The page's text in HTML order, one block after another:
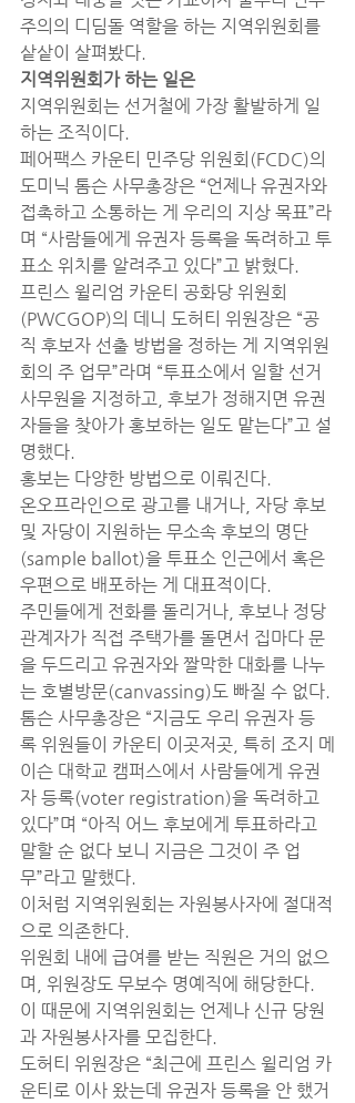
주의의 디딤돌 역할을 하는 지역위원회를
샅샅이 살펴봤다.
지역위원회가 하는 일은
지역위원회는 선거철에 가장 활발하게 일
하는 조직이다.
페어팩스 카운티 민주당 위원회(FCDC)의
도미닉 톰슨 사무총장은 “언제나 유권자와
접촉하고 소통하는 게 우리의 지상 목표”라
며 “사람들에게 유권자 등록을 독려하고 투
표소 위치를 알려주고 있다”고 밝혔다.
프린스 윌리엄 카운티 공화당 위원회
(PWCGOP)의 데니 도허티 위원장은 “공
직 후보자 선출 방법을 정하는 게 지역위원
회의 주 업무”라며 “투표소에서 일할 선거
사무원을 지정하고, 후보가 정해지면 유권
자들을 찾아가 홍보하는 일도 맡는다”고 설
명했다.
홍보는 다양한 방법으로 이뤄진다.
온오프라인으로 광고를 내거나, 자당 후보
및 자당이 지원하는 무소속 후보의 명단
(sample ballot)을 투표소 인근에서 혹은
우편으로 배포하는 게 대표적이다.
주민들에게 전화를 돌리거나, 후보나 정당
관계자가 직접 주택가를 돌면서 집마다 문
을 두드리고 유권자와 짤막한 대화를 나누
는 호별방문(canvassing)도 빠질 수 없다.
톰슨 사무총장은 “지금도 우리 유권자 등
록 위원들이 카운티 이곳저곳, 특히 조지 메
이슨 대학교 캠퍼스에서 사람들에게 유권
자 등록(voter registration)을 독려하고
있다”며 “아직 어느 후보에게 투표하라고
말할 순 없다 보니 지금은 그것이 주 업
무”라고 말했다.
이처럼 지역위원회는 자원봉사자에 절대적
으로 의존한다.
위원회 내에 급여를 받는 직원은 거의 없으
며, 위원장도 무보수 명예직에 해당한다.
이 때문에 지역위원회는 언제나 신규 당원
과 자원봉사자를 모집한다.
도허티 위원장은 “최근에 프린스 윌리엄 카
운티로 이사 왔는데 유권자 등록을 안 했거